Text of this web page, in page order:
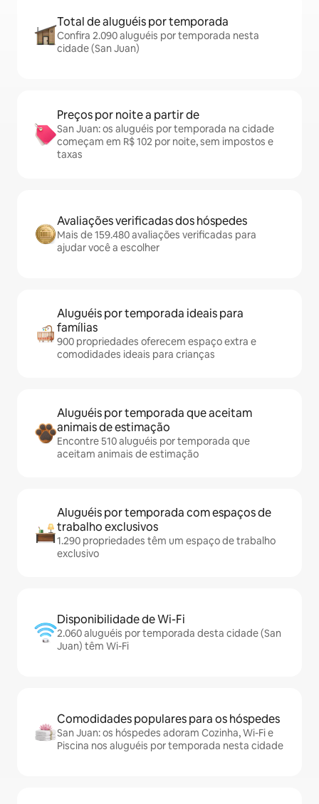
Total de aluguéis por temporada
Confira 2.090 aluguéis por temporada nesta
cidade (San Juan)
Preços por noite a partir de
San Juan: os aluguéis por temporada na cidade
começam em R$ 102 por noite, sem impostos e
taxas
Avaliações verificadas dos hóspedes
Mais de 159.480 avaliações verificadas para
ajudar você a escolher
Aluguéis por temporada ideais para
famílias
900 propriedades oferecem espaço extra e
comodidades ideais para crianças
Aluguéis por temporada que aceitam
animais de estimação
Encontre 510 aluguéis por temporada que
aceitam animais de estimação
Aluguéis por temporada com espaços de
trabalho exclusivos
1.290 propriedades têm um espaço de trabalho
exclusivo
Disponibilidade de Wi-Fi
2.060 aluguéis por temporada desta cidade (San
Juan) têm Wi-Fi
Comodidades populares para os hóspedes
San Juan: os hóspedes adoram Cozinha, Wi-Fi e
Piscina nos aluguéis por temporada nesta cidade